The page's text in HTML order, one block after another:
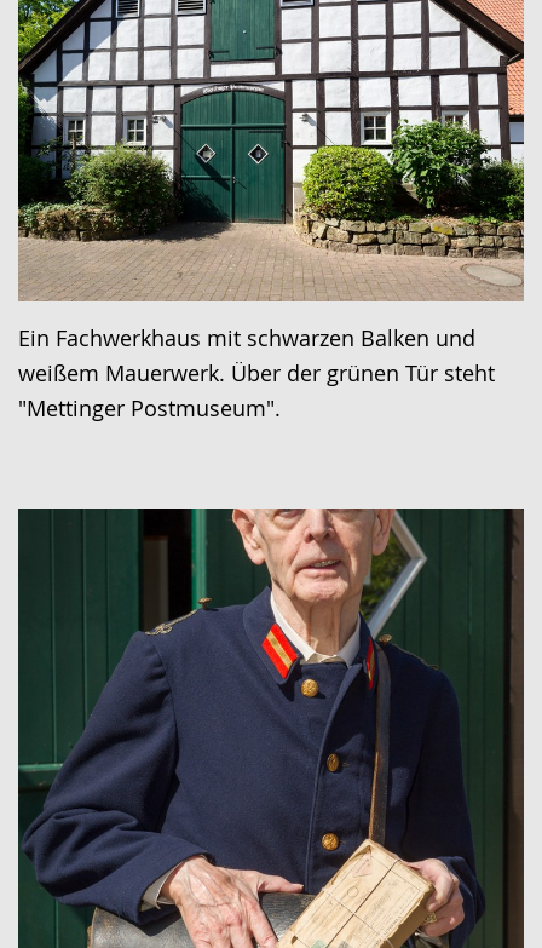
Ein Fachwerkhaus mit schwarzen Balken und
weißem Mauerwerk. Über der grünen Tür steht
"Mettinger Postmuseum".